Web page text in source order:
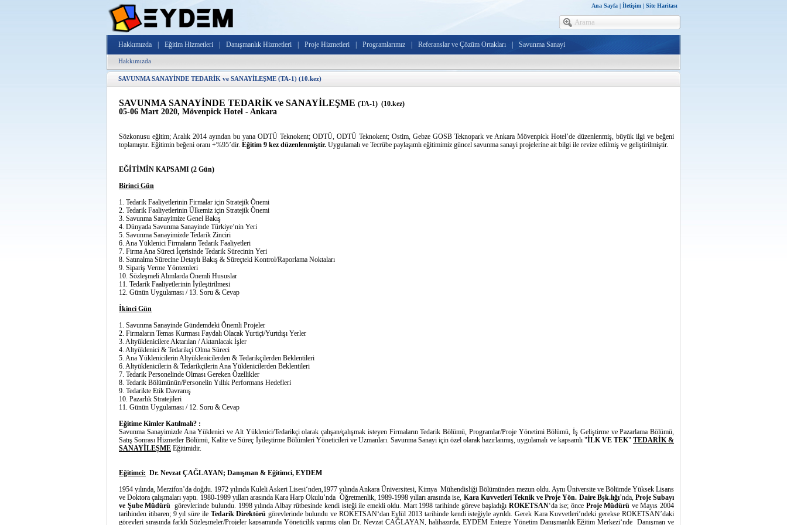
Ana Sayfa | İletişim | Site Haritası
Hakkımızda Eğitim Hizmetleri Danışmanlık Hizmetleri Proje Hizmetleri Programlarımız Referanslar ve Çözüm Ortakları Savunma Sanayi
Hakkımızda
SAVUNMA SANAYİNDE TEDARİK ve SANAYİLEŞME (TA-1) (10.kez)
SAVUNMA SANAYİNDE TEDARİK ve SANAYİLEŞME (TA-1) (10.kez)
05-06 Mart 2020, Mövenpick Hotel - Ankara
Sözkonusu eğitim; Aralık 2014 ayından bu yana ODTÜ Teknokent; ODTÜ, ODTÜ Teknokent; Ostim, Gebze GOSB Teknopark ve Ankara Mövenpick Hotel’de düzenlenmiş, büyük ilgi ve beğeni
toplamıştır. Eğitimin beğeni oranı +%95’dir. Eğitim 9 kez düzenlenmiştir. Uygulamalı ve Tecrübe paylaşımlı eğitimimiz güncel savunma sanayi projelerine ait bilgi ile revize edilmiş ve geliştirilmiştir.
EĞİTİMİN KAPSAMI (2 Gün)
Birinci Gün
1. Tedarik Faaliyetlerinin Firmalar için Stratejik Önemi
2. Tedarik Faaliyetlerinin Ülkemiz için Stratejik Önemi
3. Savunma Sanayimize Genel Bakış
4. Dünyada Savunma Sanayinde Türkiye’nin Yeri
5. Savunma Sanayimizde Tedarik Zinciri
6. Ana Yüklenici Firmaların Tedarik Faaliyetleri
7. Firma Ana Süreci İçerisinde Tedarik Sürecinin Yeri
8. Satınalma Sürecine Detaylı Bakış & Süreçteki Kontrol/Raporlama Noktaları
9. Sipariş Verme Yöntemleri
10. Sözleşmeli Alımlarda Önemli Hususlar
11. Tedarik Faaliyetlerinin İyileştirilmesi
12. Günün Uygulaması / 13. Soru & Cevap
İkinci Gün
1. Savunma Sanayinde Gündemdeki Önemli Projeler
2. Firmaların Temas Kurması Faydalı Olacak Yurtiçi/Yurtdışı Yerler
3. Altyüklenicilere Aktarılan / Aktarılacak İşler
4. Altyüklenici & Tedarikçi Olma Süreci
5. Ana Yüklenicilerin Altyüklenicilerden & Tedarikçilerden Beklentileri
6. Altyüklenicilerin & Tedarikçilerin Ana Yüklenicilerden Beklentileri
7. Tedarik Personelinde Olması Gereken Özellikler
8. Tedarik Bölümünün/Personelin Yıllık Performans Hedefleri
9. Tedarikte Etik Davranış
10. Pazarlık Stratejileri
11. Günün Uygulaması / 12. Soru & Cevap
Eğitime Kimler Katılmalı? :
Savunma Sanayimizde Ana Yüklenici ve Alt Yüklenici/Tedarikçi olarak çalışan/çalışmak isteyen Firmaların Tedarik Bölümü, Programlar/Proje Yönetimi Bölümü, İş Geliştirme ve Pazarlama Bölümü,
Satış Sonrası Hizmetler Bölümü, Kalite ve Süreç İyileştirme Bölümleri Yöneticileri ve Uzmanları. Savunma Sanayi için özel olarak hazırlanmış, uygulamalı ve kapsamlı "İLK VE TEK" TEDARİK &
SANAYİLEŞME Eğitimidir.
Eğitimci: Dr. Nevzat ÇAĞLAYAN; Danışman & Eğitimci, EYDEM
1954 yılında, Merzifon’da doğdu. 1972 yılında Kuleli Askeri Lisesi‘nden,1977 yılında Ankara Üniversitesi, Kimya Mühendisliği Bölümünden mezun oldu. Aynı Üniversite ve Bölümde Yüksek Lisans
ve Doktora çalışmaları yaptı. 1980-1989 yılları arasında Kara Harp Okulu’nda Öğretmenlik, 1989-1998 yılları arasında ise, Kara Kuvvetleri Teknik ve Proje Yön. Daire Bşk.lığı’nda, Proje Subayı
ve Şube Müdürü görevlerinde bulundu. 1998 yılında Albay rütbesinde kendi isteği ile emekli oldu. Mart 1998 tarihinde göreve başladığı ROKETSAN‘da ise; önce Proje Müdürü ve Mayıs 2004
tarihinden itibaren; 9 yıl süre ile Tedarik Direktörü görevlerinde bulundu ve ROKETSAN‘dan Eylül 2013 tarihinde kendi isteğiyle ayrıldı. Gerek Kara Kuvvetleri’ndeki gerekse ROKETSAN’daki
görevleri sırasında farklı Sözleşmeler/Projeler kapsamında Yöneticilik yapmış olan Dr. Nevzat ÇAĞLAYAN, halihazırda, EYDEM Entegre Yönetim Danışmanlık Eğitim Merkezi‘nde Danışman ve